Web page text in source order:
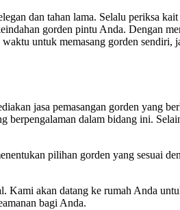
dan tahan lama. Selalu periksa
gorden pintu Anda. Dengan
untuk memasang gorden
jasa pemasangan gorden yang
berpengalaman dalam bidang ini.
pilihan gorden yang sesuai
Kami akan datang ke rumah Anda
bagi Anda.